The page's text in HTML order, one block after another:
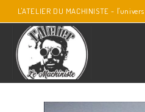
L'ATELIER DU MACHINISTE -